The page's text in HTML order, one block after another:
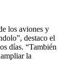
los aviones y
destaco el
días. “También
la